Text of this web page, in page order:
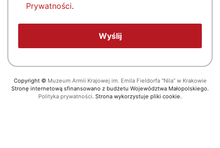
Prywatności.
Copyright © Muzeum Armii Krajowej im. Emila Fieldorfa “Nila” w Krakowie
Stronę internetową sfinansowano z budżetu Województwa Małopolskiego.
Polityka prywatności. Strona wykorzystuje pliki cookie.